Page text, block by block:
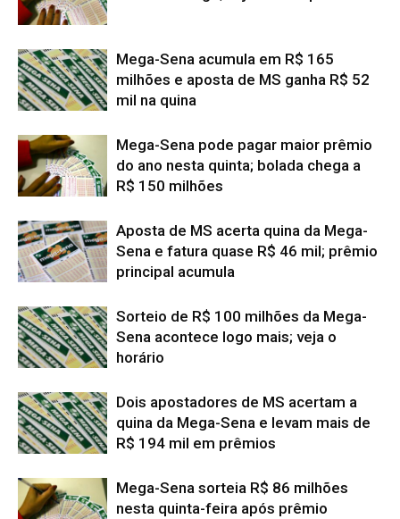
Mega-Sena acumula em R$ 165
milhões e aposta de MS ganha R$ 52
mil na quina
Mega-Sena pode pagar maior prêmio
do ano nesta quinta; bolada chega a
R$ 150 milhões
Aposta de MS acerta quina da Mega-
Sena e fatura quase R$ 46 mil; prêmio
principal acumula
Sorteio de R$ 100 milhões da Mega-
Sena acontece logo mais; veja o
horário
Dois apostadores de MS acertam a
quina da Mega-Sena e levam mais de
R$ 194 mil em prêmios
Mega-Sena sorteia R$ 86 milhões
nesta quinta-feira após prêmio